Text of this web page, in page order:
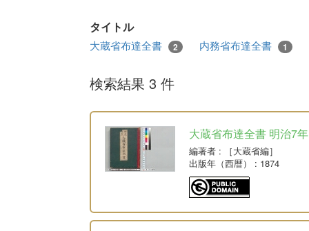
タイトル
大蔵省布達全書 2 内務省布達全書 1
検索結果 3 件
大蔵省布達全書 明治7年
編著者 : ［大蔵省編］
出版年（西暦）
: 1874